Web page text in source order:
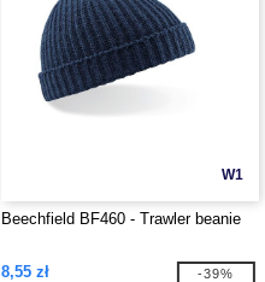
W1
Beechfield BF460 - Trawler beanie
8,55 zł -39%